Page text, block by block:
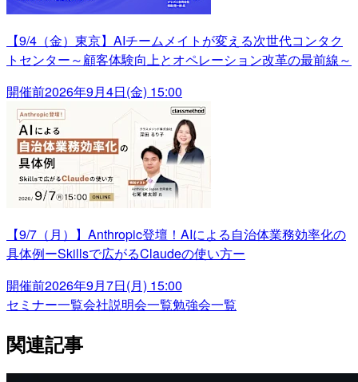
【9/4（金）東京】AIチームメイトが変える次世代コンタク
トセンター～顧客体験向上とオペレーション改革の最前線～
開催前2026年9月4日(金) 15:00
【9/7（月）】Anthropic登壇！AIによる自治体業務効率化の
具体例ーSkillsで広がるClaudeの使い方ー
開催前2026年9月7日(月) 15:00
セミナー一覧会社説明会一覧勉強会一覧
関連記事